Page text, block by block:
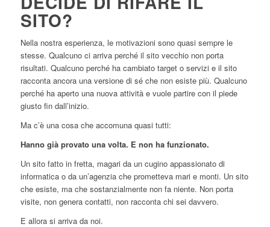
SITO?
Nella nostra esperienza, le motivazioni sono quasi sempre le
stesse. Qualcuno ci arriva perché il sito vecchio non porta
risultati. Qualcuno perché ha cambiato target o servizi e il sito
racconta ancora una versione di sé che non esiste più. Qualcuno
perché ha aperto una nuova attività e vuole partire con il piede
giusto fin dall’inizio.
Ma c’è una cosa che accomuna quasi tutti:
Hanno già provato una volta. E non ha funzionato.
Un sito fatto in fretta, magari da un cugino appassionato di
informatica o da un’agenzia che prometteva mari e monti. Un sito
che esiste, ma che sostanzialmente non fa niente. Non porta
visite, non genera contatti, non racconta chi sei davvero.
E allora si arriva da noi.